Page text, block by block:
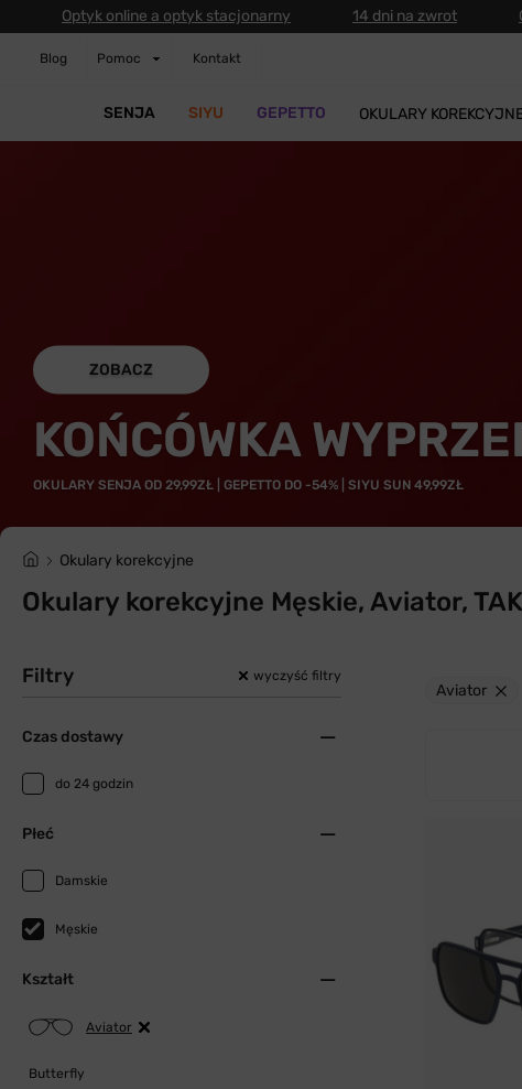
Optyk online a optyk stacjonarny 14 dni na zwrot
Blog Pomoc Kontakt
SENJA SIYU GEPETTO OKULARY
ZOBACZ
KOŃCÓWKA
OKULARY SENJA OD 29,99ZŁ | GEPETTO DO -54% | SIYU SUN 49,99ZŁ
Okulary korekcyjne
Okulary korekcyjne Męskie, Aviator, TAK
Filtry wyczyść filtry
Czas dostawy
do 24 godzin
Płeć
Damskie
Męskie
Kształt
Aviator
Butterfly
Aviator